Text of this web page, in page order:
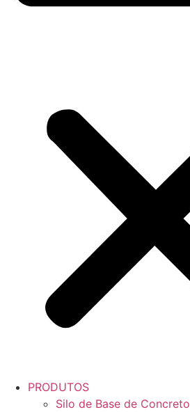
PRODUTOS
Silo de Base de Concreto